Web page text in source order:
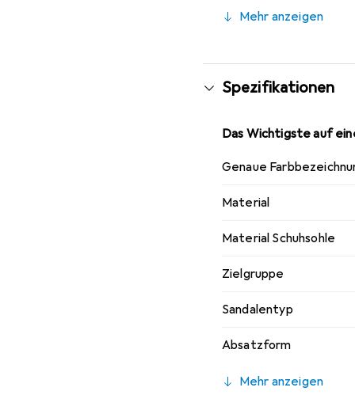
optimal bei der
Wohlbefinden
Birkenstock-Schuhen.
Mehr anzeigen
Spezifikationen
Das Wichtigste auf
Genaue
Material
Material Schuhsohle
Zielgruppe
Sandalentyp
Absatzform
Mehr anzeigen